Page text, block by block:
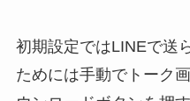
初期設定ではLINEで送
ためには手動でトーク